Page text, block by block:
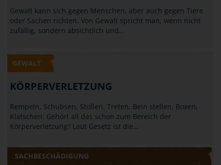
Gewalt kann sich gegen Menschen, aber auch gegen Tiere
oder Sachen richten. Von Gewalt spricht man, wenn nicht
zufällig, sondern absichtlich und…
GEWALT
KÖRPERVERLETZUNG
Rempeln, Schubsen, Stoßen, Treten, Bein stellen, Boxen,
Klatschen: Gehört all das schon zum Bereich der
Körperverletzung? Laut Gesetz ist die…
SACHBESCHÄDIGUNG